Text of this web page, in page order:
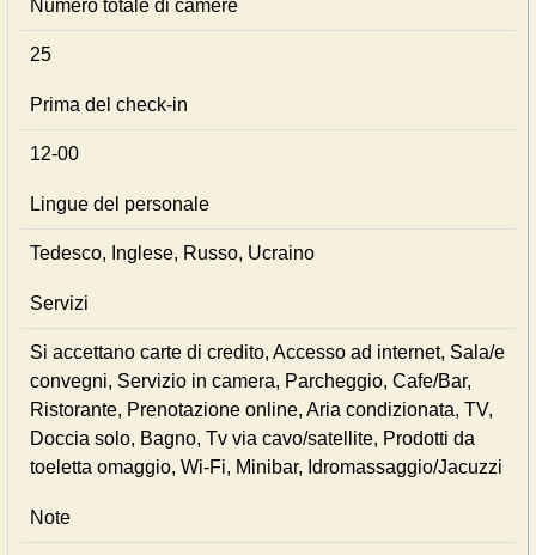
Numero totale di camere
25
Prima del check-in
12-00
Lingue del personale
Tedesco, Inglese, Russo, Ucraino
Servizi
Si accettano carte di credito, Accesso ad internet, Sala/e
convegni, Servizio in camera, Parcheggio, Cafe/Bar,
Ristorante, Prenotazione online, Aria condizionata, TV,
Doccia solo, Bagno, Tv via cavo/satellite, Prodotti da
toeletta omaggio, Wi-Fi, Minibar, Idromassaggio/Jacuzzi
Note